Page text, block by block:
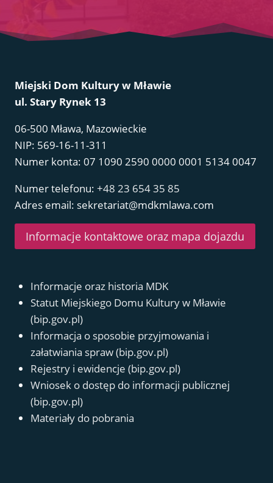
Miejski Dom Kultury w Mławie
ul. Stary Rynek 13
06-500 Mława, Mazowieckie
NIP: 569-16-11-311
Numer konta: 07 1090 2590 0000 0001 5134 0047
Numer telefonu: +48 23 654 35 85
Adres email: sekretariat@mdkmlawa.com
Informacje kontaktowe oraz mapa dojazdu
Informacje oraz historia MDK
Statut Miejskiego Domu Kultury w Mławie
(bip.gov.pl)
Informacja o sposobie przyjmowania i
załatwiania spraw (bip.gov.pl)
Rejestry i ewidencje (bip.gov.pl)
Wniosek o dostęp do informacji publicznej
(bip.gov.pl)
Materiały do pobrania